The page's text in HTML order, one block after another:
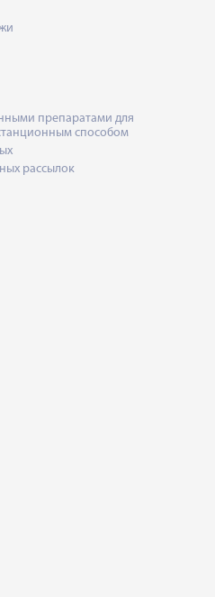
препаратами для
способом
рассылок